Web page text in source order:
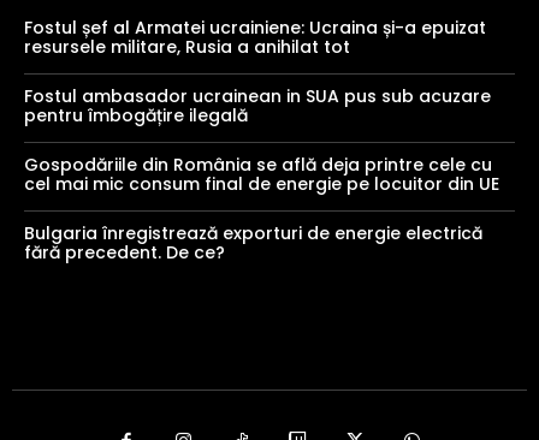
Fostul șef al Armatei ucrainiene: Ucraina și-a epuizat
resursele militare, Rusia a anihilat tot
Fostul ambasador ucrainean in SUA pus sub acuzare
pentru îmbogățire ilegală
Gospodăriile din România se află deja printre cele cu
cel mai mic consum final de energie pe locuitor din UE
Bulgaria înregistrează exporturi de energie electrică
fără precedent. De ce?